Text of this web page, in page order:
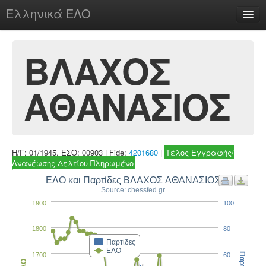
Ελληνικά ΕΛΟ
chesstu.be @ discord
Login
ΒΛΑΧΟΣ
ΑΘΑΝΑΣΙΟΣ
Η/Γ: 01/1945, ΕΣΟ: 00903 | Fide: 4201680 | Τέλος Εγγραφής/
Ανανέωσης Δελτίου Πληρωμένο
ΕΛΟ και Παρτίδες ΒΛΑΧΟΣ ΑΘΑΝΑΣΙΟΣ
Source: chessfed.gr
Παρτίδες
ΕΛΟ
1700
1800
1900
60
80
100